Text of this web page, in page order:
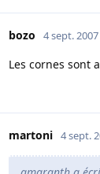
bozo 4 sept. 2007
Les cornes sont
martoni 4 sept.